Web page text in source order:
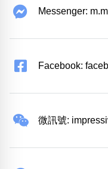
Messenger:
Facebook:
微訊號: